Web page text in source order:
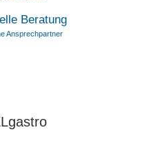
Beratung
Ansprechpartner